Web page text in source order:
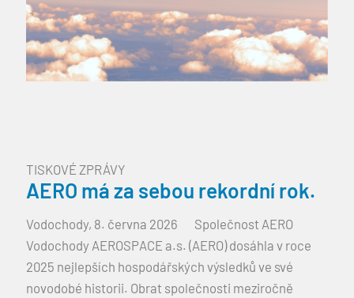
TISKOVÉ ZPRÁVY
AERO má za sebou rekordní rok.
Vodochody, 8. června 2026 Společnost AERO
Vodochody AEROSPACE a.s. (AERO) dosáhla v roce
2025 nejlepších hospodářských výsledků ve své
novodobé historii. Obrat společnosti meziročně